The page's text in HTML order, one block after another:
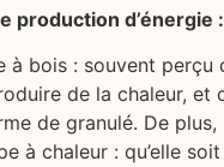
production d’énergie :
à bois : souvent
de la chaleur, et
de granulé. De
à chaleur : qu’elle